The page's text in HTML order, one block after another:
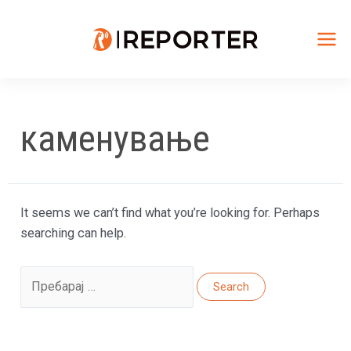
каменување
It seems we can’t find what you’re looking for. Perhaps
searching can help.